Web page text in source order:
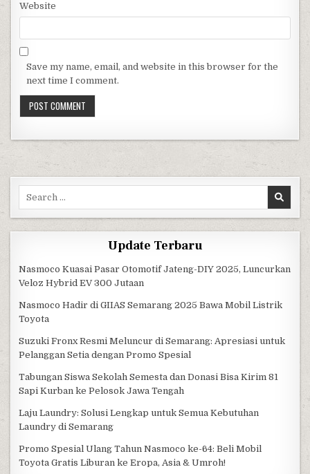
Website
Save my name, email, and website in this browser for the
next time I comment.
Update Terbaru
Nasmoco Kuasai Pasar Otomotif Jateng-DIY 2025, Luncurkan
Veloz Hybrid EV 300 Jutaan
Nasmoco Hadir di GIIAS Semarang 2025 Bawa Mobil Listrik
Toyota
Suzuki Fronx Resmi Meluncur di Semarang: Apresiasi untuk
Pelanggan Setia dengan Promo Spesial
Tabungan Siswa Sekolah Semesta dan Donasi Bisa Kirim 81
Sapi Kurban ke Pelosok Jawa Tengah
Laju Laundry: Solusi Lengkap untuk Semua Kebutuhan
Laundry di Semarang
Promo Spesial Ulang Tahun Nasmoco ke-64: Beli Mobil
Toyota Gratis Liburan ke Eropa, Asia & Umroh!